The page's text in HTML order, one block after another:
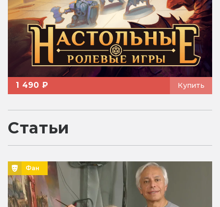
1 490 ₽ Купить
Статьи
Фан